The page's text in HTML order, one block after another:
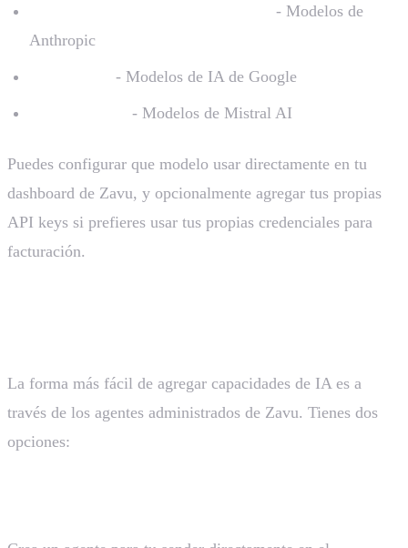
- Modelos de
Anthropic
- Modelos de IA de Google
- Modelos de Mistral AI
Puedes configurar que modelo usar directamente en tu
dashboard de Zavu, y opcionalmente agregar tus propias
API keys si prefieres usar tus propias credenciales para
facturación.
La forma más fácil de agregar capacidades de IA es a
través de los agentes administrados de Zavu. Tienes dos
opciones: